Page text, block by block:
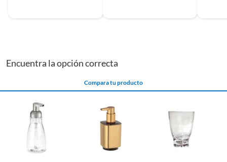
Encuentra la opción correcta
Compara tu producto